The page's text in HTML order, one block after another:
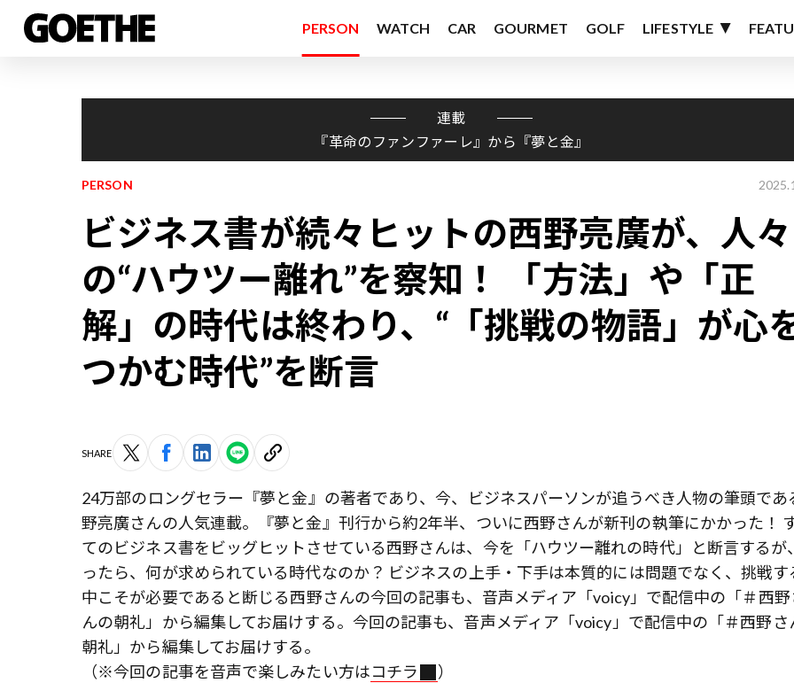
PERSON WATCH CAR GOURMET GOLF LIFESTYLE
連載
『革命のファンファーレ』から『夢と金』
PERSON
ビジネス書が続々ヒットの西野亮廣が、人々
の“ハウツー離れ”を察知！ 「方法」や「正
解」の時代は終わり、“「挑戦の物語」が心
つかむ時代”を断言
SHARE
24万部のロングセラー『夢と金』の著者であり、今、ビジネスパーソンが追うべき人物の筆頭であ
野亮廣さんの人気連載。『夢と金』刊行から約2年半、ついに西野さんが新刊の執筆にかかった！
てのビジネス書をビッグヒットさせている西野さんは、今を「ハウツー離れの時代」と断言するが
ったら、何が求められている時代なのか？ ビジネスの上手・下手は本質的には問題でなく、挑戦す
中こそが必要である――と断じる西野さんの今回の記事も、音声メディア「voicy」で配信中の「＃西野
んの朝礼」から編集してお届けする。今回の記事も、音声メディア「voicy」で配信中の「＃西野さ
朝礼」から編集してお届けする。
（※今回の記事を音声で楽しみたい方はコチラ ）